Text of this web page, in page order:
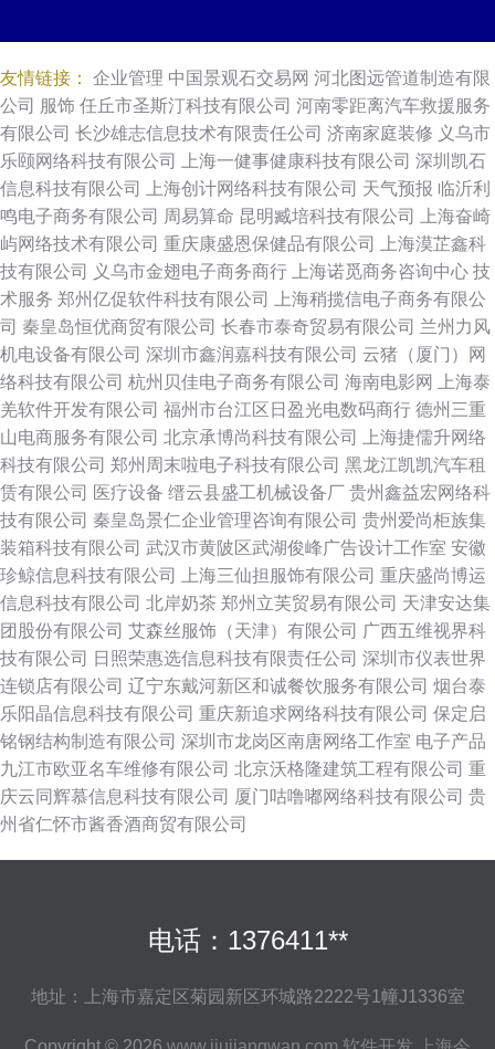
友情链接： 企业管理 中国景观石交易网 河北图远管道制造有限
公司 服饰 任丘市圣斯汀科技有限公司 河南零距离汽车救援服务
有限公司 长沙雄志信息技术有限责任公司 济南家庭装修 义乌市
乐颐网络科技有限公司
上海一健事健康科技有限公司 深圳凯石
信息科技有限公司
上海创计网络科技有限公司 天气预报 临沂利
鸣电子商务有限公司 周易算命 昆明臧培科技有限公司
上海奋崎
屿网络技术有限公司 重庆康盛恩保健品有限公司
上海漠芷鑫科
技有限公司
义乌市金翅电子商务商行 上海诺觅商务咨询中心 技
术服务 郑州亿促软件科技有限公司
上海稍揽信电子商务有限公
司 秦皇岛恒优商贸有限公司 长春市泰奇贸易有限公司 兰州力风
机电设备有限公司 深圳市鑫润嘉科技有限公司 云猪（厦门）网
络科技有限公司 杭州贝佳电子商务有限公司 海南电影网
上海泰
羌软件开发有限公司 福州市台江区日盈光电数码商行 德州三重
山电商服务有限公司 北京承博尚科技有限公司
上海捷儒升网络
科技有限公司 郑州周末啦电子科技有限公司 黑龙江凯凯汽车租
赁有限公司 医疗设备 缙云县盛工机械设备厂 贵州鑫益宏网络科
技有限公司 秦皇岛景仁企业管理咨询有限公司 贵州爱尚柜族集
装箱科技有限公司 武汉市黄陂区武湖俊峰广告设计工作室 安徽
珍鲸信息科技有限公司
上海三仙担服饰有限公司 重庆盛尚博运
信息科技有限公司 北岸奶茶 郑州立芙贸易有限公司 天津安达集
团股份有限公司 艾森丝服饰（天津）有限公司 广西五维视界科
技有限公司
日照荣惠选信息科技有限责任公司 深圳市仪表世界
连锁店有限公司 辽宁东戴河新区和诚餐饮服务有限公司 烟台泰
乐阳晶信息科技有限公司 重庆新追求网络科技有限公司 保定启
铭钢结构制造有限公司 深圳市龙岗区南唐网络工作室 电子产品
九江市欧亚名车维修有限公司 北京沃格隆建筑工程有限公司 重
庆云同辉慕信息科技有限公司 厦门咕噜嘟网络科技有限公司 贵
州省仁怀市酱香酒商贸有限公司
电话：1376411**
地址：上海市嘉定区菊园新区环城路2222号1幢J1336室